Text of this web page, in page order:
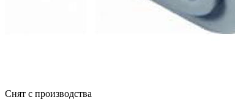
Снят с производства